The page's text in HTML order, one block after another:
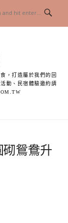
，打造屬於我們的回
動、民宿體驗邀約請
砌鴛鴦升